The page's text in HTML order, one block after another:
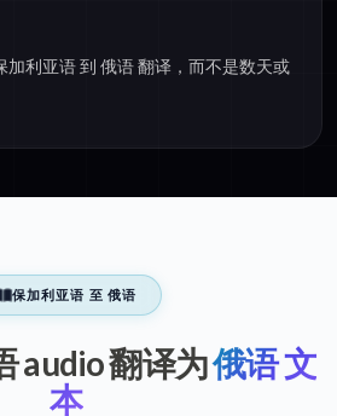
加利亚语 到 俄语 翻译，而不是数天或
保加利亚语 至 俄语
audio 翻译为俄语 文
本